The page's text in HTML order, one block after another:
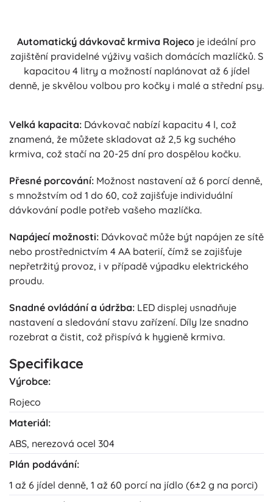
Automatický dávkovač krmiva Rojeco je ideální pro
zajištění pravidelné výživy vašich domácích mazlíčků. S
kapacitou 4 litry a možností naplánovat až 6 jídel
denně, je skvělou volbou pro kočky i malé a střední psy.
Velká kapacita: Dávkovač nabízí kapacitu 4 l, což
znamená, že můžete skladovat až 2,5 kg suchého
krmiva, což stačí na 20-25 dní pro dospělou kočku.
Přesné porcování: Možnost nastavení až 6 porcí denně,
s množstvím od 1 do 60, což zajišťuje individuální
dávkování podle potřeb vašeho mazlíčka.
Napájecí možnosti: Dávkovač může být napájen ze sítě
nebo prostřednictvím 4 AA baterií, čímž se zajišťuje
nepřetržitý provoz, i v případě výpadku elektrického
proudu.
Snadné ovládání a údržba: LED displej usnadňuje
nastavení a sledování stavu zařízení. Díly lze snadno
rozebrat a čistit, což přispívá k hygieně krmiva.
Specifikace
Výrobce:
Rojeco
Materiál:
ABS, nerezová ocel 304
Plán podávání:
1 až 6 jídel denně, 1 až 60 porcí na jídlo (6±2 g na porci)